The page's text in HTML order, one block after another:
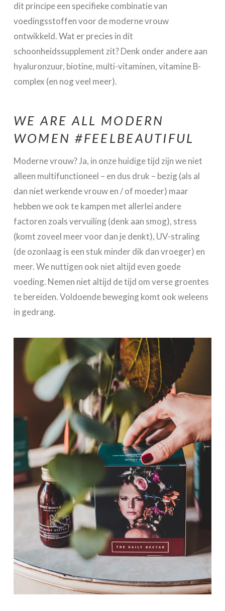
dit principe een specifieke combinatie van
voedingsstoffen voor de moderne vrouw
ontwikkeld. Wat er precies in dit
schoonheidssupplement zit? Denk onder andere aan
hyaluronzuur, biotine, multi-vitaminen, vitamine B-
complex (en nog veel meer).
WE ARE ALL MODERN
WOMEN #FEELBEAUTIFUL
Moderne vrouw? Ja, in onze huidige tijd zijn we niet
alleen multifunctioneel – en dus druk – bezig (als al
dan niet werkende vrouw en / of moeder) maar
hebben we ook te kampen met allerlei andere
factoren zoals vervuiling (denk aan smog), stress
(komt zoveel meer voor dan je denkt), UV-straling
(de ozonlaag is een stuk minder dik dan vroeger) en
meer. We nuttigen ook niet altijd even goede
voeding. Nemen niet altijd de tijd om verse groentes
te bereiden. Voldoende beweging komt ook weleens
in gedrang.